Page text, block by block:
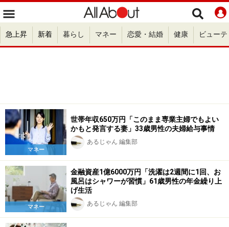
急上昇 新着 暮らし マネー 恋愛・結婚 健康 ビューテ
マネー
世帯年収650万円「このまま専業主婦でもよい
かもと発言する妻」33歳男性の夫婦給与事情
あるじゃん 編集部
マネー
金融資産1億6000万円「洗濯は2週間に1回、お
風呂はシャワーが習慣」61歳男性の年金繰り上
げ生活
あるじゃん 編集部